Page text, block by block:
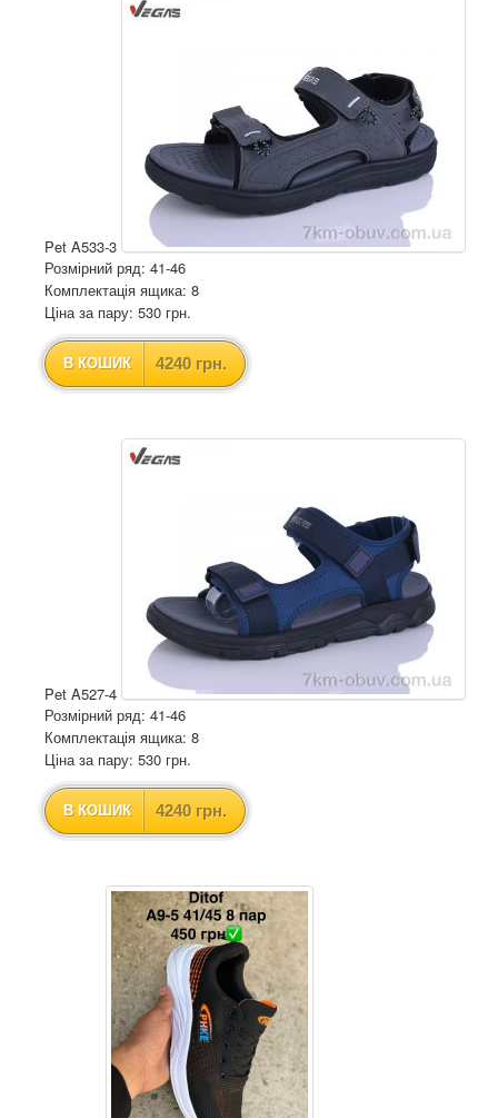
Pet A533-3
Розмірний ряд: 41-46
Комплектація ящика: 8
Ціна за пару: 530 грн.
В КОШИК 4240 грн.
Pet A527-4
Розмірний ряд: 41-46
Комплектація ящика: 8
Ціна за пару: 530 грн.
В КОШИК 4240 грн.